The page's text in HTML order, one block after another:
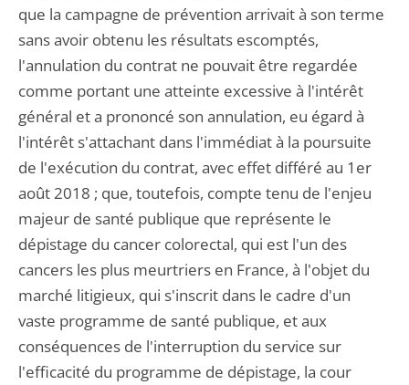
que la campagne de prévention arrivait à son terme
sans avoir obtenu les résultats escomptés,
l'annulation du contrat ne pouvait être regardée
comme portant une atteinte excessive à l'intérêt
général et a prononcé son annulation, eu égard à
l'intérêt s'attachant dans l'immédiat à la poursuite
de l'exécution du contrat, avec effet différé au 1er
août 2018 ; que, toutefois, compte tenu de l'enjeu
majeur de santé publique que représente le
dépistage du cancer colorectal, qui est l'un des
cancers les plus meurtriers en France, à l'objet du
marché litigieux, qui s'inscrit dans le cadre d'un
vaste programme de santé publique, et aux
conséquences de l'interruption du service sur
l'efficacité du programme de dépistage, la cour